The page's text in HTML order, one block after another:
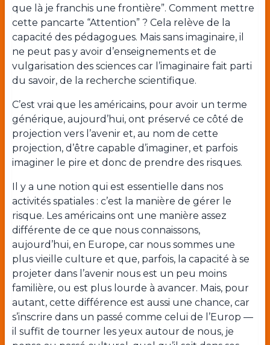
que là je franchis une frontière”. Comment mettre
cette pancarte “Attention” ? Cela relève de la
capacité des pédagogues. Mais sans imaginaire, il
ne peut pas y avoir d’enseignements et de
vulgarisation des sciences car l’imaginaire fait parti
du savoir, de la recherche scientifique.
C’est vrai que les américains, pour avoir un terme
générique, aujourd’hui, ont préservé ce côté de
projection vers l’avenir et, au nom de cette
projection, d’être capable d’imaginer, et parfois
imaginer le pire et donc de prendre des risques.
Il y a une notion qui est essentielle dans nos
activités spatiales : c’est la manière de gérer le
risque. Les américains ont une manière assez
différente de ce que nous connaissons,
aujourd’hui, en Europe, car nous sommes une
plus vieille culture et que, parfois, la capacité à se
projeter dans l’avenir nous est un peu moins
familière, ou est plus lourde à avancer. Mais, pour
autant, cette différence est aussi une chance, car
s’inscrire dans un passé comme celui de l’Europ —
il suffit de tourner les yeux autour de nous, je